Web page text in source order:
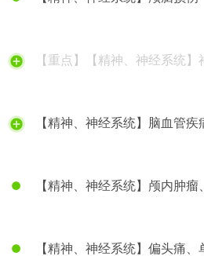
【重点】【精神、神经系统】
【精神、神经系统】脑血管疾
【精神、神经系统】颅内肿
【精神、神经系统】偏头痛